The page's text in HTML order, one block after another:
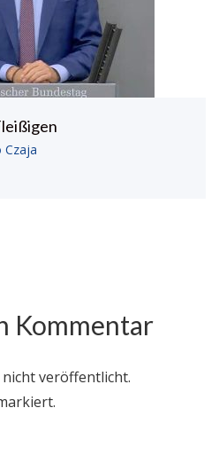
Czaja
Kommentar
veröffentlicht.